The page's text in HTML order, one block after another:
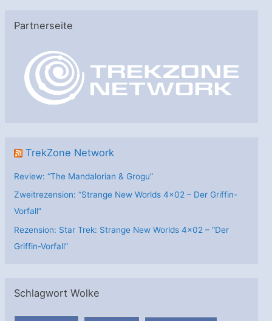
g
Partnerseite
TrekZone Network
Review: “The Mandalorian & Grogu”
Zweitrezension: “Strange New Worlds 4×02 – Der Griffin-
Vorfall”
Rezension: Star Trek: Strange New Worlds 4×02 – “Der
Griffin-Vorfall”
Schlagwort Wolke